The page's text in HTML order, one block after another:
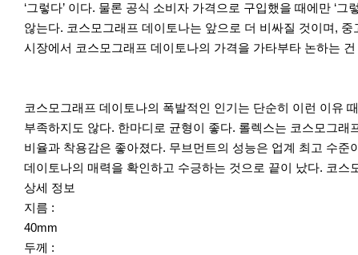
‘그렇다’ 이다. 물론 공식 소비자 가격으로 구입했을 때에만 ‘
않는다. 코스모그래프 데이토나는 앞으로 더 비싸질 것이며,
시장에서 코스모그래프 데이토나의 가격을 가타부타 논하는
코스모그래프 데이토나의 폭발적인 인기는 단순히 이런 이유
부족하지도 않다. 한마디로 균형이 좋다. 롤렉스는 코스모그
비율과 착용감은 좋아졌다. 무브먼트의 성능은 업계 최고 수
데이토나의 매력을 확인하고 수긍하는 것으로 끝이 났다. 코
상세 정보
지름 :
40mm
두께 :